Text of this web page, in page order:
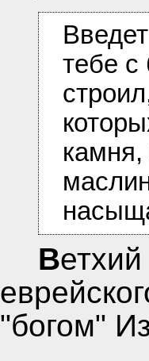
тебе
Ветхий завет - есть не что иное как история
"богом"